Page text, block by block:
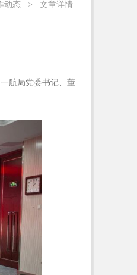
动态 > 文章详情
航局党委书记、董